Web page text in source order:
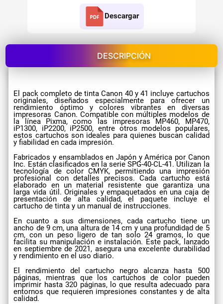
Descargar
DESCRIPCIÓN
El pack completo de tinta Canon 40 y 41 incluye cartuchos
originales, diseñados especialmente para ofrecer un
rendimiento óptimo y colores vibrantes en diversas
impresoras Canon. Compatible con múltiples modelos de
la línea Pixma, como las impresoras MP460, MP470,
iP1300, iP2200, iP2500, entre otros modelos populares,
estos cartuchos son ideales para quienes buscan calidad
y fiabilidad en cada impresión.
Fabricados y ensamblados en Japón y América por Canon
Inc. Están clasificados en la serie SPG-40-CL-41. Utilizan la
tecnología de color CMYK, permitiendo una impresión
profesional con detalles precisos. Cada cartucho está
elaborado en un material resistente que garantiza una
larga vida útil. Originales y empaquetados en una caja de
presentación de alta calidad, el paquete incluye el
cartucho de tinta y un manual de instrucciones.
En cuanto a sus dimensiones, cada cartucho tiene un
ancho de 9 cm, una altura de 14 cm y una profundidad de 5
cm, con un peso ligero de tan solo 24 gramos, lo que
facilita su manipulación e instalación. Este pack, lanzado
en septiembre de 2021, asegura una excelente durabilidad
y rendimiento en el uso diario.
El rendimiento del cartucho negro alcanza hasta 500
páginas, mientras que los cartuchos de color pueden
imprimir hasta 320 páginas, lo que resulta adecuado para
entornos que requieren impresiones constantes y de alta
calidad.